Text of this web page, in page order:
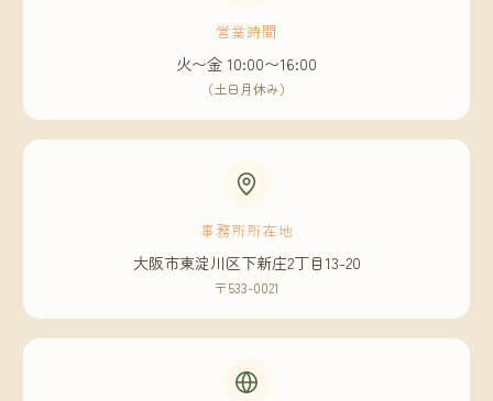
営業時間
火〜金 10:00〜16:00
（土日月休み）
事務所所在地
大阪市東淀川区下新庄2丁目13-20
〒533-0021